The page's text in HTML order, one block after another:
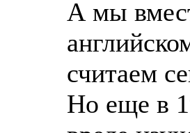
А мы
считаем
Но еще в